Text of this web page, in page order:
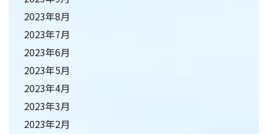
2023年8月
2023年7月
2023年6月
2023年5月
2023年4月
2023年3月
2023年2月